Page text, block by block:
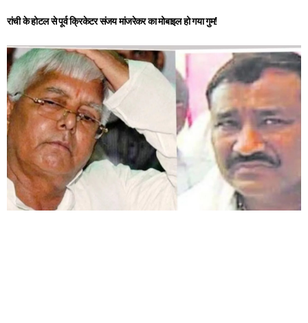
रांची के होटल से पूर्व क्रिकेटर संजय मांजरेकर का मोबाइल हो गया गुम!